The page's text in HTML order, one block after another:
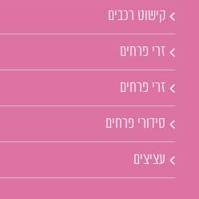
קישוט רכבים
זרי פרחים
זרי פרחים
סידורי פרחים
עציצים